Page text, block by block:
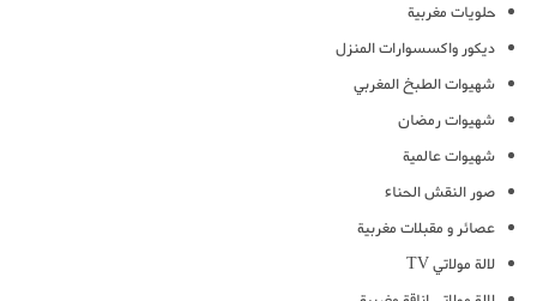
حلويات مغربية
ديكور واكسسوارات المنزل
شهيوات الطبخ المغربي
شهيوات رمضان
شهيوات عالمية
صور النقش الحناء
عصائر و مقبلات مغربية
لالة مولاتي TV